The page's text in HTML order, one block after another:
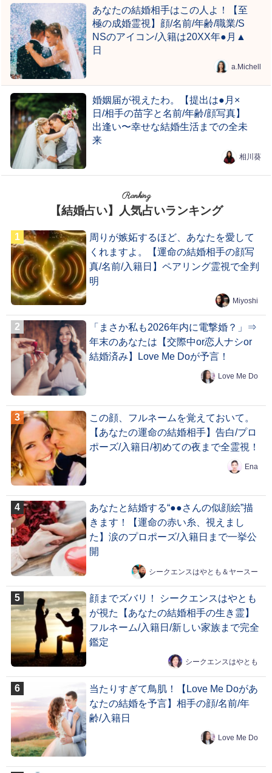
あなたの結婚相手はこの人よ！【至
極の成婚霊視】顔/名前/年齢/職業/S
NSのアイコン/入籍は20XX年●月▲
日
a.Michell
婚姻届が視えたわ。【提出は●月×
日/相手の苗字と名前/年齢/顔写真】
出逢い〜幸せな結婚生活までの全未
来
相川葵
Ranking
【結婚占い】人気占いランキング
周りが嫉妬するほど、あなたを愛して
くれますよ。【運命の結婚相手の顔写
真/名前/入籍日】ペアリング霊視で全判
明
Miyoshi
「まさか私も2026年内に電撃婚？」⇒
年末のあなたは【交際中or恋人ナシor
結婚済み】Love Me Doが予言！
Love Me Do
この顔、フルネームを覚えておいて。
【あなたの運命の結婚相手】告白/プロ
ポーズ/入籍日/初めての夜まで全霊視！
Ena
あなたと結婚する“●●さんの似顔絵”描
きます！【運命の赤い糸、視えまし
た】涙のプロポーズ/入籍日まで一挙公
開
シークエンスはやとも＆ヤースー
顔までズバリ！ シークエンスはやとも
が視た【あなたの結婚相手の生き霊】
フルネーム/入籍日/新しい家族まで完全
鑑定
シークエンスはやとも
当たりすぎて鳥肌！【Love Me Doがあ
なたの結婚を予言】相手の顔/名前/年
齢/入籍日
Love Me Do